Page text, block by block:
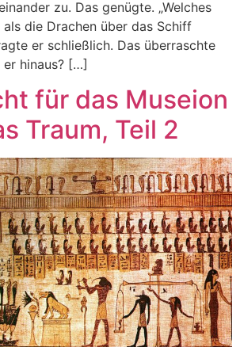
zu. Das genügte. „Welches
die Drachen über das Schiff
er schließlich. Das überraschte
hinaus? […]
für das Museion
Traum, Teil 2